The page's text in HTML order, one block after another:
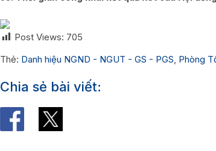
Post Views: 705
Thẻ: Danh hiệu NGND - NGUT - GS - PGS, Phòng
Chia sẻ bài viết: